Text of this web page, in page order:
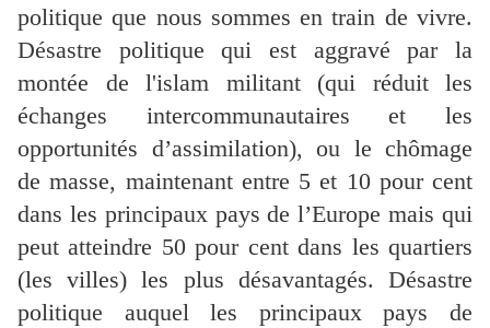
politique que nous sommes en train de vivre.
Désastre politique qui est aggravé par la
montée de l'islam militant (qui réduit les
échanges intercommunautaires et les
opportunités d’assimilation), ou le chômage
de masse, maintenant entre 5 et 10 pour cent
dans les principaux pays de l’Europe mais qui
peut atteindre 50 pour cent dans les quartiers
(les villes) les plus désavantagés. Désastre
politique auquel les principaux pays de